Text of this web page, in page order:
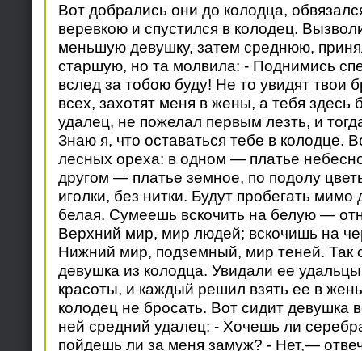
Вот добрались они до колодца,
веревкою и спустился в колодец.
меньшую девушку, затем среднюю,
старшую, но та молвила: - Поднимись
вслед за тобою буду! Не то увидят твои
всех, захотят меня в жены, а тебя здесь
удалец, не пожелал первым лезть, и
Знаю я, что оставаться тебе в колодце.
лесных ореха: в одном — платье
другом — платье земное, по подолу
иголки, без нитки. Будут пробегать
белая. Сумеешь вскочить на белую —
Верхний мир, мир людей; вскочишь на
Нижний мир, подземный, мир теней. Так
девушка из колодца. Увидали ее
красоты, и каждый решил взять ее в
колодец не бросать. Вот сидит девушка
ней средний удалец: - Хочешь ли
пойдешь ли за меня замуж? - Нет,—